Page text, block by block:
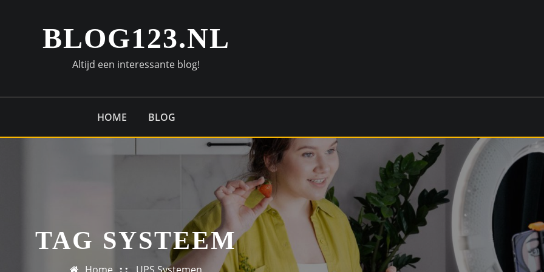
BLOG123.NL
Altijd een interessante blog!
HOME BLOG
TAG SYSTEEM